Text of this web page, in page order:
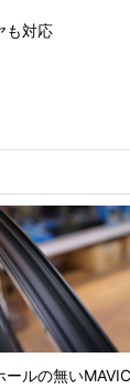
も対応
ルの無い